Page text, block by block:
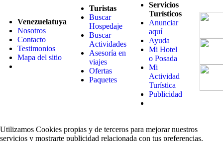
Venezuelatuya
Nosotros
Contacto
Testimonios
Mapa del sitio
Turistas
Buscar
Hospedaje
Buscar
Actividades
Asesoría en
viajes
Ofertas
Paquetes
Servicios
Turísticos
Anunciar
aquí
Ayuda
Mi Hotel
o Posada
Mi
Actividad
Turística
Publicidad
Utilizamos Cookies propias y de terceros para mejorar nuestros
servicios y mostrarte publicidad relacionada con tus preferencias.